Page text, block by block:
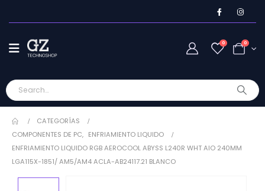
0 0
CATEGORÍAS
COMPONENTES DE PC, ENFRIAMIENTO LIQUIDO
ENFRIAMIENTO LIQUIDO RGB AEROCOOL ABYSS L240R WHT AIO 240MM
LGA115X-1851/ AM5/AM4 ACLA-AB24117.21 BLANCO